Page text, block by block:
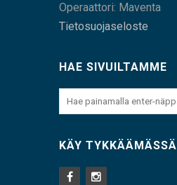
Operaattori: Maventa
Tietosuojaseloste
HAE SIVUILTAMME
KÄY TYKKÄÄMÄSSÄ